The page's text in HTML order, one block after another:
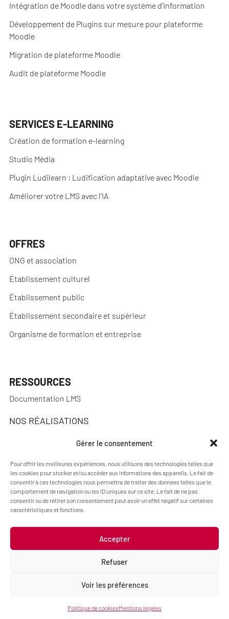
Gérer le consentement
Pour offrir les meilleures expériences, nous utilisons des technologies telles que
les cookies pour stocker et/ou accéder aux informations des appareils. Le fait de
consentir à ces technologies nous permettra de traiter des données telles que le
comportement de navigation ou les ID uniques sur ce site. Le fait de ne pas
consentir ou de retirer son consentement peut avoir un effet négatif sur certaines
caractéristiques et fonctions.
Accepter
Refuser
Voir les préférences
Politique de cookiesMentions légales
Intégration de Moodle dans votre système d’information
Développement de Plugins sur mesure pour plateforme
Moodle
Migration de plateforme Moodle
Audit de plateforme Moodle
SERVICES E-LEARNING
Création de formation e-learning
Studio Média
Plugin Ludilearn : Ludification adaptative avec Moodle
Améliorer votre LMS avec l’IA
OFFRES
ONG et association
Établissement culturel
Établissement public
Établissement secondaire et supérieur
Organisme de formation et entreprise
RESSOURCES
Documentation LMS
NOS RÉALISATIONS
A PROPOS
Actualités
Mentions légalesPolitique de cookies (UE)